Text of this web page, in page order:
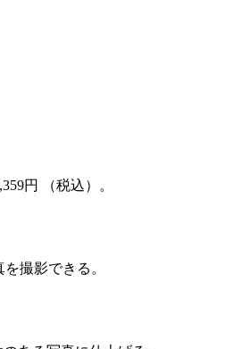
円 （税込）。
撮影できる。